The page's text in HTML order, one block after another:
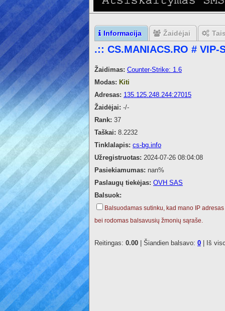
Informacija Žaidėjai
.:: CS.MANIACS.RO # VIP-
Žaidimas: Counter-Strike: 1.6
Modas: Kiti
Adresas: 135.125.248.244:27015
Žaidėjai: -/-
Rank: 37
Taškai: 8.2232
Tinklalapis: cs-bg.info
Užregistruotas: 2024-07-26 08:04:08
Pasiekiamumas: nan%
Paslaugų tiekėjas: OVH SAS
Balsuok:
Balsuodamas sutinku, kad mano IP
bei rodomas balsavusių žmonių sąraše.
Reitingas: 0.00 | Šiandien balsavo: 0 | Iš